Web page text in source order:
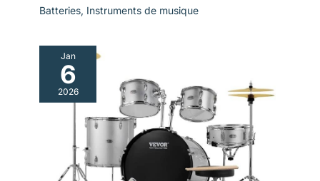
Batteries, Instruments de musique
Jan
6
2026